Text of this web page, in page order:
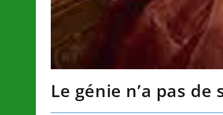
Le génie n’a pas de